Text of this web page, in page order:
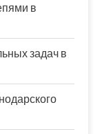
в
задач в